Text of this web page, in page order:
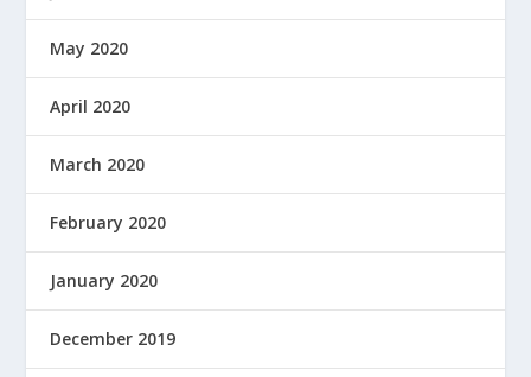
May 2020
April 2020
March 2020
February 2020
January 2020
December 2019